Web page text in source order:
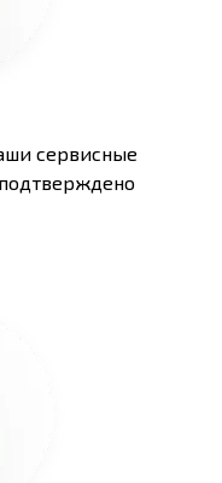
сервисные